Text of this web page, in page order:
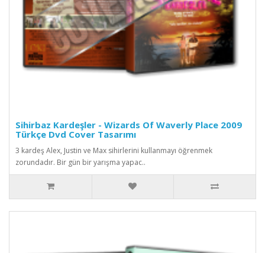
Sihirbaz Kardeşler - Wizards Of Waverly Place 2009
Türkçe Dvd Cover Tasarımı
3 kardeş Alex, Justin ve Max sihirlerini kullanmayı öğrenmek
zorundadır. Bir gün bir yarışma yapac..